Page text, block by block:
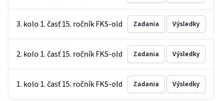
3. kolo 1. časť 15. ročník FKS-old Zadania Výsledky
2. kolo 1. časť 15. ročník FKS-old Zadania Výsledky
1. kolo 1. časť 15. ročník FKS-old Zadania Výsledky